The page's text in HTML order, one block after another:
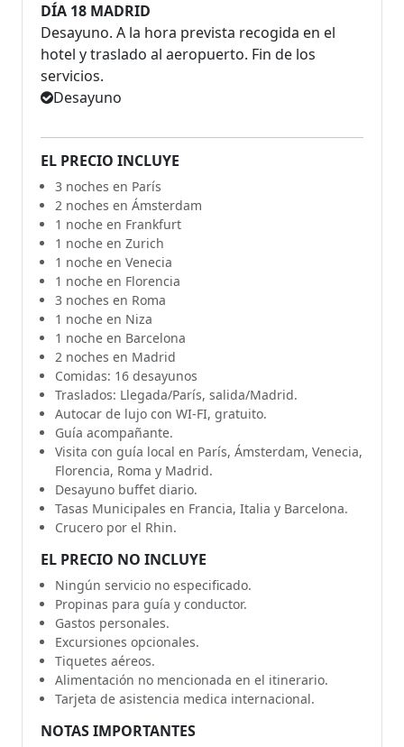
DÍA 18 MADRID
Desayuno. A la hora prevista recogida en el
hotel y traslado al aeropuerto. Fin de los
servicios.
Desayuno
EL PRECIO INCLUYE
3 noches en París
2 noches en Ámsterdam
1 noche en Frankfurt
1 noche en Zurich
1 noche en Venecia
1 noche en Florencia
3 noches en Roma
1 noche en Niza
1 noche en Barcelona
2 noches en Madrid
Comidas: 16 desayunos
Traslados: Llegada/París, salida/Madrid.
Autocar de lujo con WI-FI, gratuito.
Guía acompañante.
Visita con guía local en París, Ámsterdam, Venecia,
Florencia, Roma y Madrid.
Desayuno buffet diario.
Tasas Municipales en Francia, Italia y Barcelona.
Crucero por el Rhin.
EL PRECIO NO INCLUYE
Ningún servicio no especificado.
Propinas para guía y conductor.
Gastos personales.
Excursiones opcionales.
Tiquetes aéreos.
Alimentación no mencionada en el itinerario.
Tarjeta de asistencia medica internacional.
NOTAS IMPORTANTES